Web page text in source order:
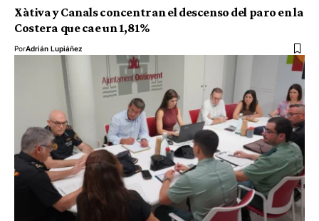
Xàtiva y Canals concentran el descenso del paro en la
Costera que cae un 1,81%
PorAdrián Lupiáñez